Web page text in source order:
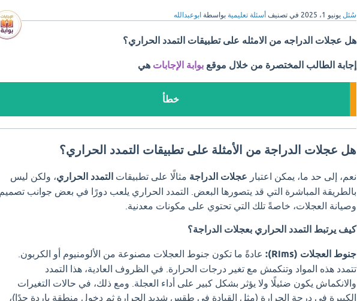
سُئل يونيو 1، 2025 في تصنيف أسئلة تعليمية بواسطة ابوعبدالله
هل عجلات الدراجه من الامثله على تطبيقات التمدد الحراري؟
إجابة الطالب المختصرة من خلال موقع بوابة الإجابات هي
خطأ
هل عجلات الدراجة من الأمثلة على تطبيقات التمدد الحراري؟
نعم، إلى حد ما، يمكن اعتبار عجلات الدراجة مثالًا على تطبيقات التمدد الحراري، ولكن ليس
بالطريقة المباشرة التي قد يتصورها البعض. التمدد الحراري يلعب دورًا في بعض جوانب تصميم
وصيانة العجلات، خاصةً تلك التي تحتوي على مكونات معدنية.
كيف يرتبط التمدد الحراري بعجلات الدراجة؟
جنوط العجلات (Rims):
عادةً ما تكون جنوط العجلات مصنوعة من الألومنيوم أو الكربون.
تتمدد هذه المواد وتنكمش مع تغير درجات الحرارة. في الظروف العادية، هذا التمدد
والانكماش يكون ضئيلًا ولا يؤثر بشكل كبير على أداء العجلة. ومع ذلك، في حالات التغيرات
الكبيرة في درجة الحرارة (مثل القيادة في طقس شديد الحرارة ثم دخول منطقة باردة جدًا)،